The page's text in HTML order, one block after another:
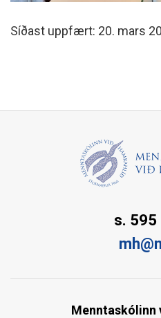
Síðast uppfært: 20. mars
s. 595
Menntaskólinn